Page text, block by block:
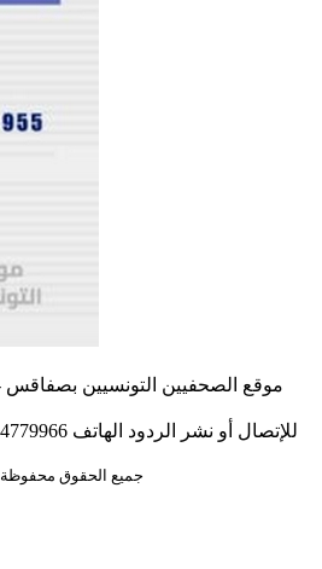
موقع الصحفيين التونسيين بصفاقس
جميع الحقوق محفوظة